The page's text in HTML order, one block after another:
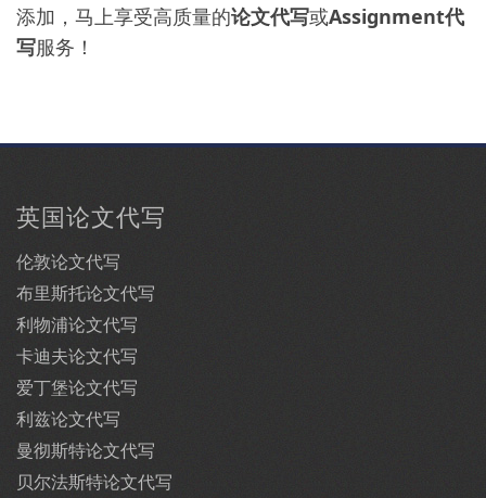
添加，马上享受高质量的论文代写或Assignment代
写服务！
英国论文代写
伦敦论文代写
布里斯托论文代写
利物浦论文代写
卡迪夫论文代写
爱丁堡论文代写
利兹论文代写
曼彻斯特论文代写
贝尔法斯特论文代写